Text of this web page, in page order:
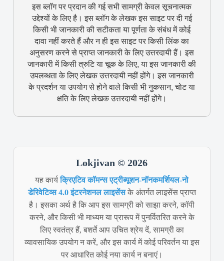
इस ब्लॉग पर प्रदान की गई सभी सामग्री केवल सूचनात्मक
उद्देश्यों के लिए है। इस ब्लॉग के लेखक इस साइट पर दी गई
किसी भी जानकारी की सटीकता या पूर्णता के संबंध में कोई
दावा नहीं करते हैं और न ही इस साइट पर किसी लिंक का
अनुसरण करने से प्राप्त जानकारी के लिए उत्तरदायी हैं। इस
जानकारी में किसी त्रुटि या चूक के लिए, या इस जानकारी की
उपलब्धता के लिए लेखक उत्तरदायी नहीं होंगे। इस जानकारी
के प्रदर्शन या उपयोग से होने वाले किसी भी नुकसान, चोट या
क्षति के लिए लेखक उत्तरदायी नहीं होंगे।
Lokjivan © 2026
यह कार्यक्रिएटिव कॉमन्स एट्रीब्यूशन-नॉनकमर्शियल-नो
डेरिवेटिव्स 4.0 इंटरनेशनल लाइसेंसके अंतर्गत लाइसेंस प्राप्त
है। इसका अर्थ है कि आप इस सामग्री को साझा करने, कॉपी
करने, और किसी भी माध्यम या प्रारूप में पुनर्वितरित करने के
लिए स्वतंत्र हैं, बशर्ते आप उचित श्रेय दें, सामग्री का
व्यावसायिक उपयोग न करें, और इस कार्य में कोई परिवर्तन या इस
पर आधारित कोई नया कार्य न बनाएं।